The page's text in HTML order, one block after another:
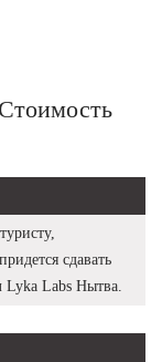
сдавать
Lyka Labs Нытва.